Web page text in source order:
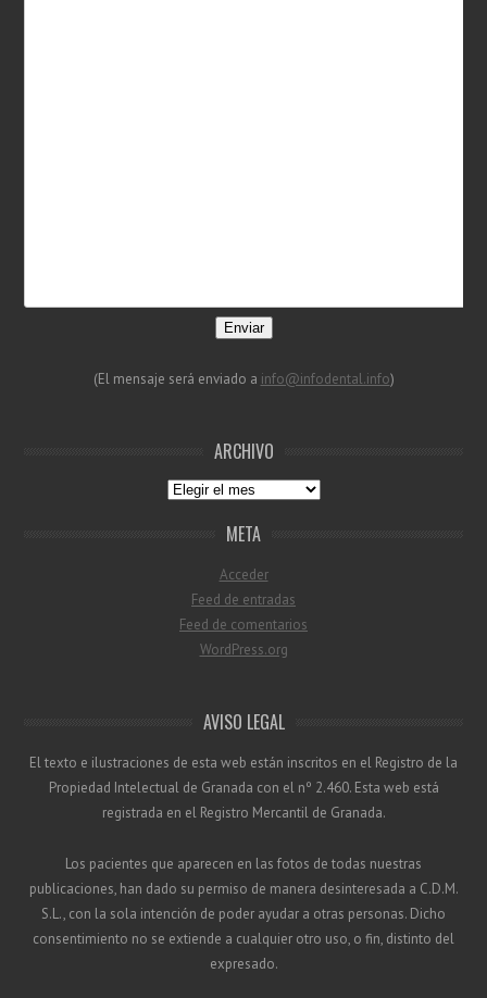
Enviar
(El mensaje será enviado a info@infodental.info)
ARCHIVO
Archivo
META
Acceder
Feed de entradas
Feed de comentarios
WordPress.org
AVISO LEGAL
El texto e ilustraciones de esta web están inscritos en el Registro de la
Propiedad Intelectual de Granada con el nº 2.460. Esta web está
registrada en el Registro Mercantil de Granada.
Los pacientes que aparecen en las fotos de todas nuestras
publicaciones, han dado su permiso de manera desinteresada a C.D.M.
S.L., con la sola intención de poder ayudar a otras personas. Dicho
consentimiento no se extiende a cualquier otro uso, o fin, distinto del
expresado.